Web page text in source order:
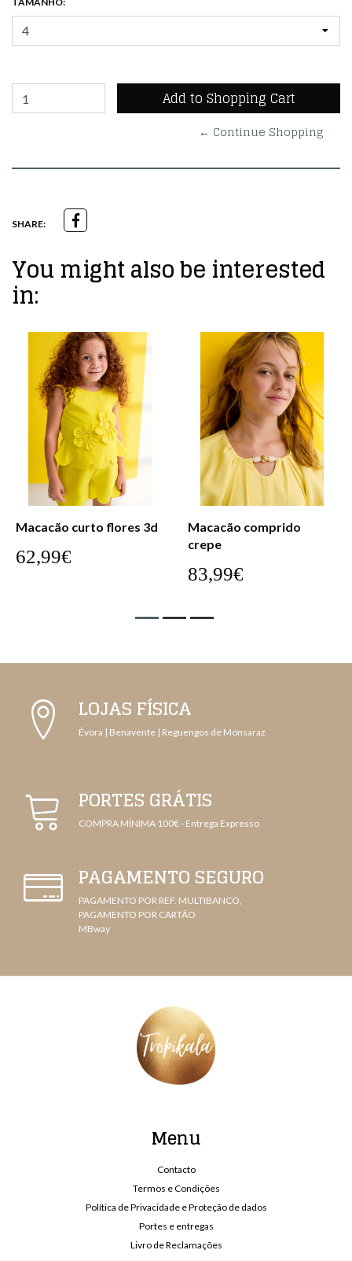
← Continue Shopping
SHARE:
You might also be interested
in:
Macacão curto flores 3d
62,99€
Macacão comprido
crepe
83,99€
LOJAS FÍSICA
Évora | Benavente | Reguengos de Monsaraz
PORTES GRÁTIS
COMPRA MÍNIMA 100€ - Entrega Expresso
PAGAMENTO SEGURO
PAGAMENTO POR REF. MULTIBANCO,
PAGAMENTO POR CARTÃO
MBway
Menu
Contacto
Termos e Condições
Política de Privacidade e Proteção de dados
Portes e entregas
Livro de Reclamações